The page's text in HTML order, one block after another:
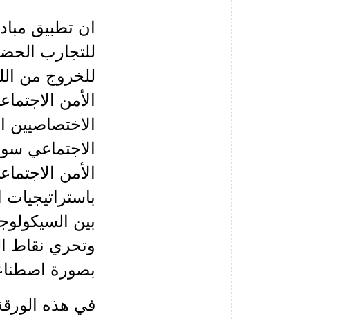
ان تطبيق
للتجارب
للخروج من
الأمن
الاختصاصيين
الاجتماعي
الأمن
باستراتيجيات
بين
وتحري نقاط
بصورة
في هذه